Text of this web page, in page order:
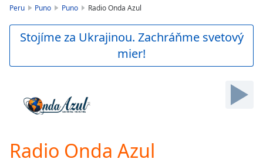
Play
Video
Skip
Forward
Peru Puno Puno Radio Onda Azul
Stojíme za Ukrajinou. Zachráňme svetový
mier!
Radio Onda Azul